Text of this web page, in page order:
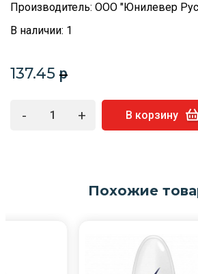
Производитель: ООО "Юнилевер
В наличии: 1
137.45 p
- + В корзину
Похожие